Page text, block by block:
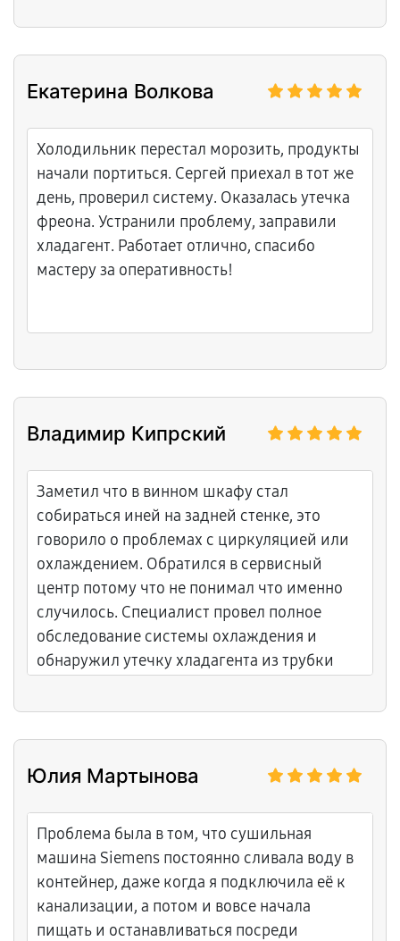
через шесть дней, объяснили что сгорел
Курьер привез сушилку обратно, помог
Никаких посторонних звуков, нагрев
работает стабильно. Выдали чек, гарантию
и рекомендации по уходу за техникой.
Мастера компетентные, работу выполнили
качественно.
Екатерина Волкова
Холодильник перестал морозить, продукты
начали портиться. Сергей приехал в тот же
день, проверил систему. Оказалась утечка
фреона. Устранили проблему, заправили
хладагент. Работает отлично, спасибо
мастеру за оперативность!
Владимир Кипрский
Заметил что в винном шкафу стал
собираться иней на задней стенке, это
говорило о проблемах с циркуляцией или
охлаждением. Обратился в сервисный
центр потому что не понимал что именно
случилось. Специалист провел полное
обследование системы охлаждения и
обнаружил утечку хладагента из трубки
комплект для герметизации, провел
больше не появляется, система работает
Юлия Мартынова
Проблема была в том, что сушильная
машина Siemens постоянно сливала воду в
контейнер, даже когда я подключила её к
канализации, а потом и вовсе начала
пищать и останавливаться посреди